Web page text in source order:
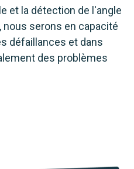
et la détection de l'angle
serons en capacité
défaillances et dans
des problèmes